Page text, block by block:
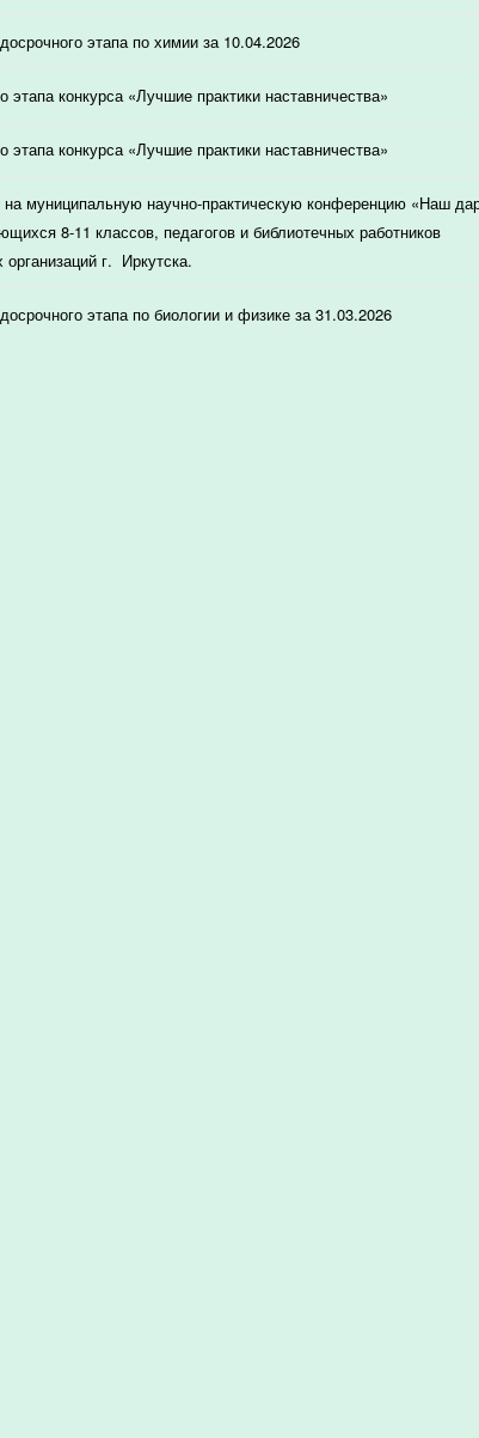
этапа по химии за 10.04.2026
этапа конкурса «Лучшие практики наставничества»
этапа конкурса «Лучшие практики наставничества»
на муниципальную научно-практическую конференцию «Наш
8-11 классов, педагогов и библиотечных работников
г. Иркутска.
этапа по биологии и физике за 31.03.2026